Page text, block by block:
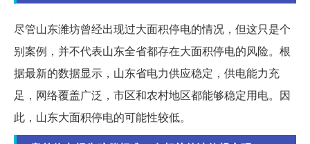
尽管山东潍坊曾经出现过大面积停电的情况，但这只是个
别案例，并不代表山东全省都存在大面积停电的风险。根
据最新的数据显示，山东省电力供应稳定，供电能力充
足，网络覆盖广泛，市区和农村地区都能够稳定用电。因
此，山东大面积停电的可能性较低。